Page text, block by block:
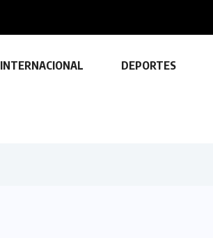
INTERNACIONAL DEPORTES